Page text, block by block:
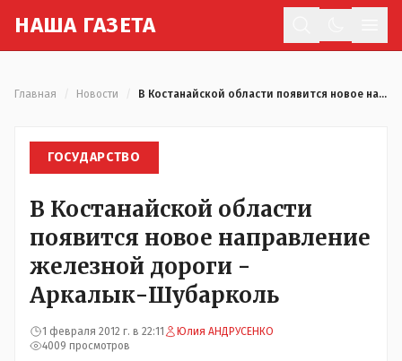
НАША ГАЗЕТА
Главная Новости В Костанайской области появится новое направление железной дороги - Аркалык-Шубарколь
ГОСУДАРСТВО
В Костанайской области
появится новое направление
железной дороги -
Аркалык-Шубарколь
1 февраля 2012 г. в 22:11
Юлия АНДРУСЕНКО
4009 просмотров